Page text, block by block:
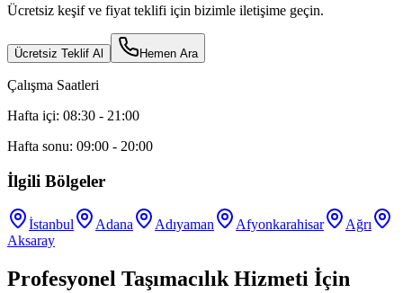
Ücretsiz keşif ve fiyat teklifi için bizimle iletişime geçin.
Ücretsiz Teklif Al Hemen Ara
Çalışma Saatleri
Hafta içi: 08:30 - 21:00
Hafta sonu: 09:00 - 20:00
İlgili Bölgeler
İstanbul Adana Adıyaman Afyonkarahisar
Ağrı
Aksaray
Profesyonel Taşımacılık Hizmeti İçin